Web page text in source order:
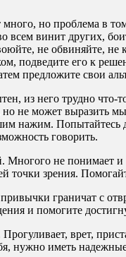
много, но проблема в
всем винит других,
не обвиняйте, не
подведите его к
предложите свои
из него трудно что-
не может выразить
нажим.
говорить.
Многого не понимает и
точки зрения.
граничат с
и помогите
врет,
нужно иметь